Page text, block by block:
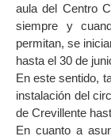
aula del Centro
siempre y
permitan, se
hasta el 30 de
En este sentido,
instalación del
de Crevillente
En cuanto a